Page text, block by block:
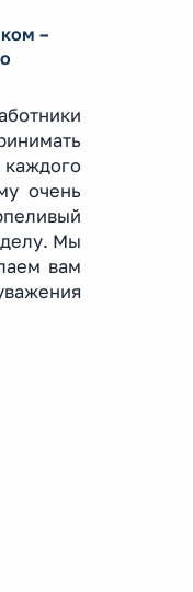
–
очень
делу. Мы
вам